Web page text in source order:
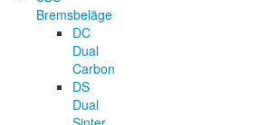
Bremsbeläge
DC
Dual
Carbon
DS
Dual